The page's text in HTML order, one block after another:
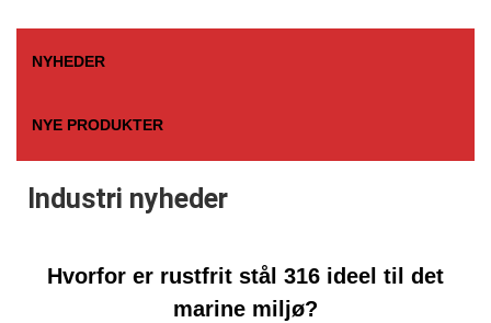
NYHEDER
NYE PRODUKTER
Industri nyheder
Hvorfor er rustfrit stål 316 ideel til det
marine miljø?